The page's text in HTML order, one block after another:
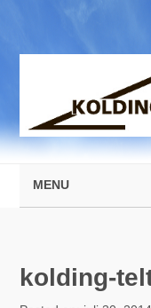
MENU
kolding-